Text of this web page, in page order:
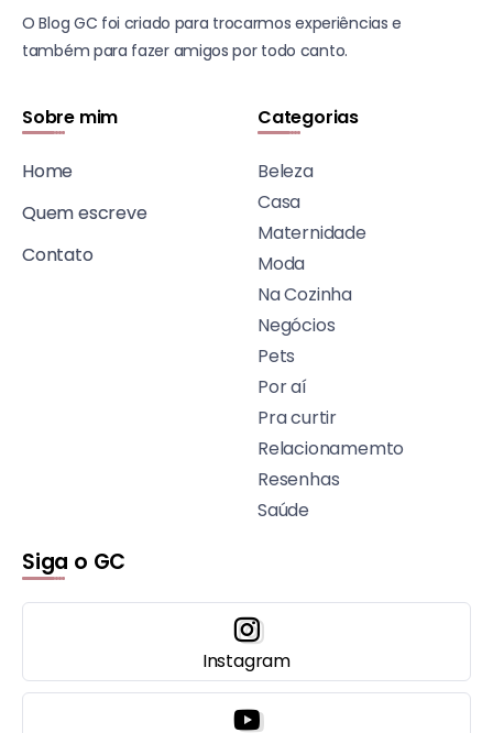
O Blog GC foi criado para trocarmos experiências e
também para fazer amigos por todo canto.
Sobre mim
Home
Quem escreve
Contato
Categorias
Beleza
Casa
Maternidade
Moda
Na Cozinha
Negócios
Pets
Por aí
Pra curtir
Relacionamemto
Resenhas
Saúde
Siga o GC
Instagram